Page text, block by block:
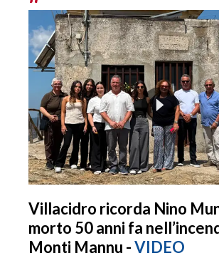
Villacidro ricorda Nino
morto 50 anni fa
Monti Mannu -VIDEO